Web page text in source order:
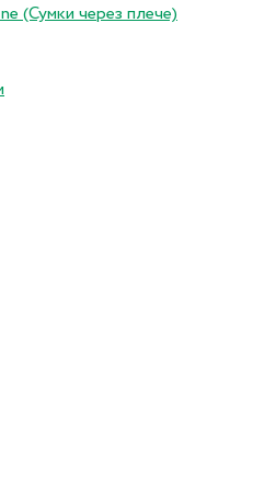
(Сумки через плече)